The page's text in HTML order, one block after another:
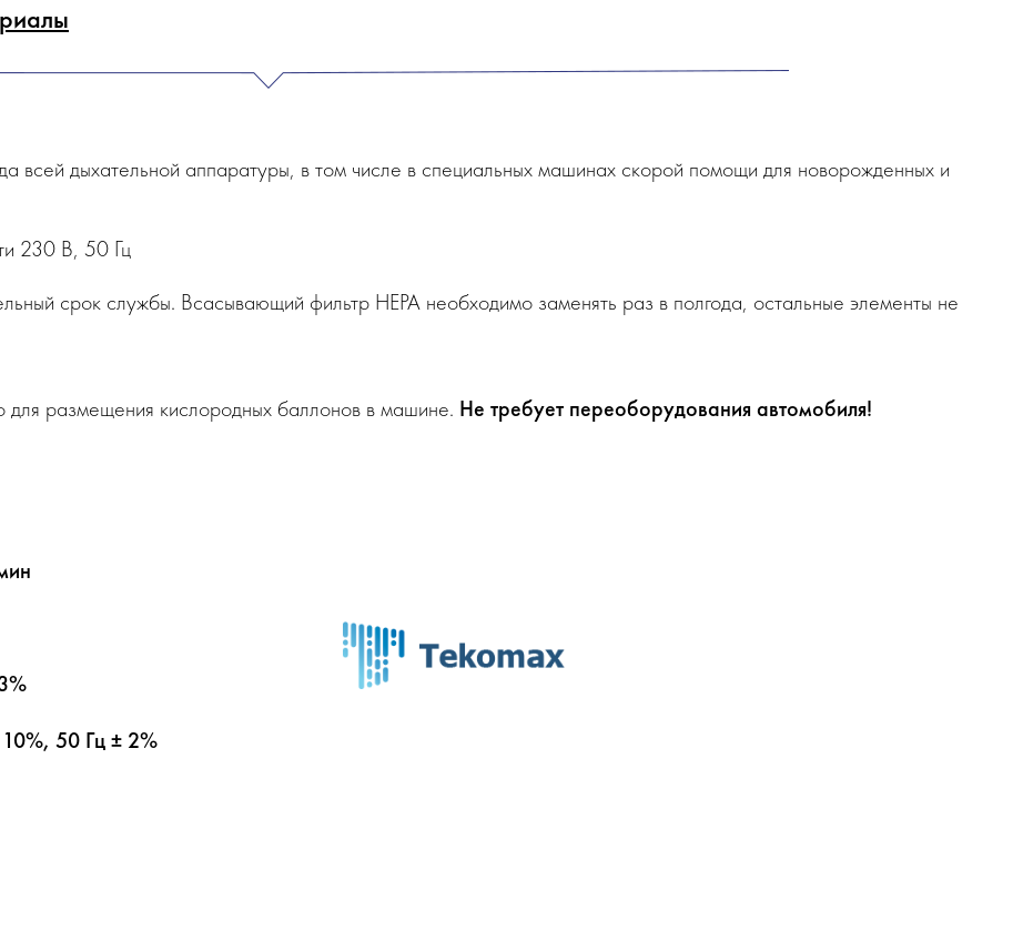
всей дыхательной аппаратуры, в том числе в специальных машинах скорой помощи для новорожденных и
230 В, 50 Гц
срок службы. Всасывающий фильтр HEPA необходимо заменять раз в полгода, остальные элементы не
размещения кислородных баллонов в машине. Не требует переоборудования автомобиля!
50 Гц ± 2%